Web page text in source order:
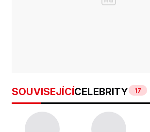
SOUVISEJÍCÍCELEBRITY 17